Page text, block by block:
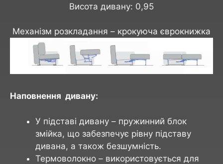
Висота дивану: 0,95
Механізм розкладання – крокуюча єврокнижка
Наповнення дивану:
У підставі дивану – пружинний блок
змійка, що забезпечує рівну підставу
дивана, а також безшумність.
Термоволокно – використовується для